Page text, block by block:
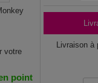
votre
point
Livraison à